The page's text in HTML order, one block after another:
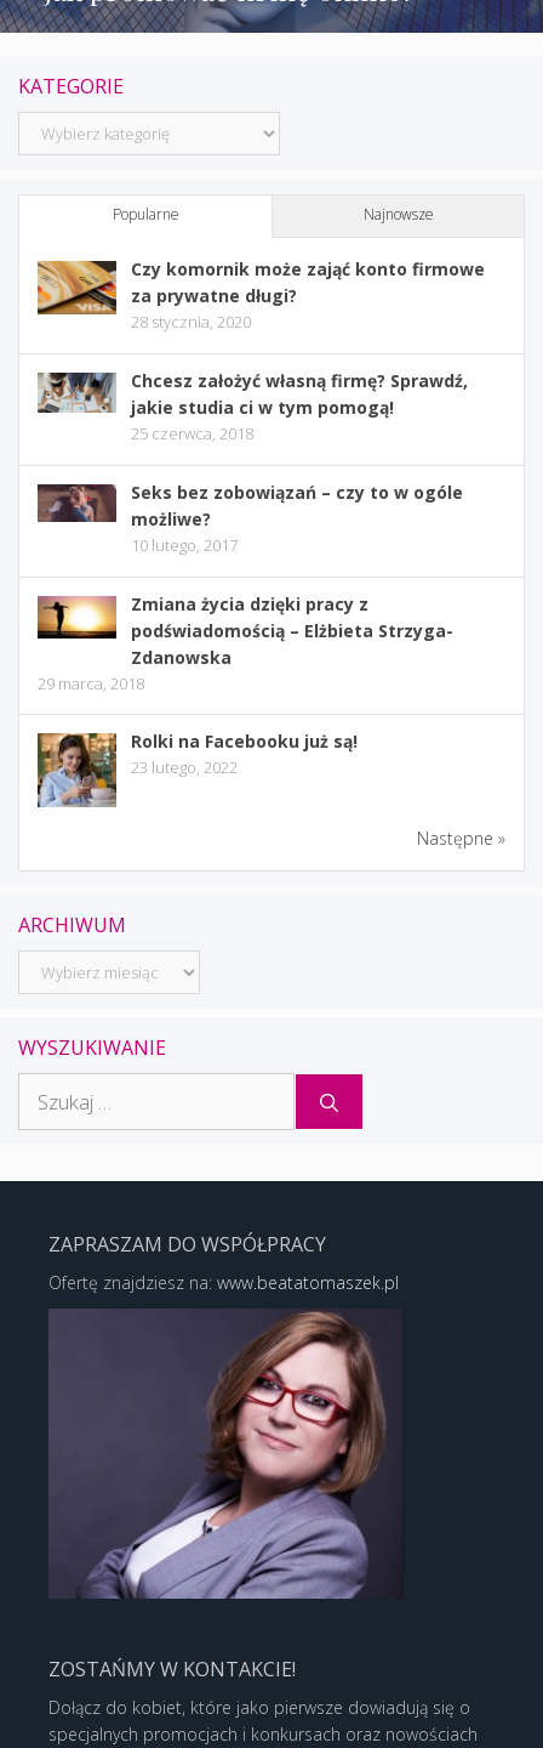
KATEGORIE
Kategorie
Popularne Najnowsze
Czy komornik może zająć konto firmowe
za prywatne długi?
28 stycznia, 2020
Chcesz założyć własną firmę? Sprawdź,
jakie studia ci w tym pomogą!
25 czerwca, 2018
Seks bez zobowiązań – czy to w ogóle
możliwe?
10 lutego, 2017
Zmiana życia dzięki pracy z
podświadomością – Elżbieta Strzyga-
Zdanowska
29 marca, 2018
Rolki na Facebooku już są!
23 lutego, 2022
Następne »
ARCHIWUM
Archiwum
WYSZUKIWANIE
ZAPRASZAM DO WSPÓŁPRACY
Ofertę znajdziesz na: www.beatatomaszek.pl
ZOSTAŃMY W KONTAKCIE!
Dołącz do kobiet, które jako pierwsze dowiadują się o
specjalnych promocjach i konkursach oraz nowościach